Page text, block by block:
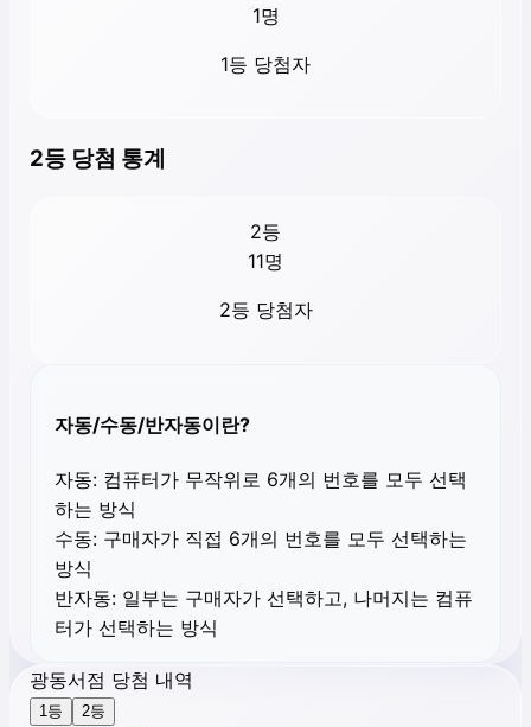
1명
1등 당첨자
2등 당첨 통계
2등
11명
2등 당첨자
자동/수동/반자동이란?
자동: 컴퓨터가 무작위로 6개의 번호를 모두 선택
하는 방식
수동: 구매자가 직접 6개의 번호를 모두 선택하는
방식
반자동: 일부는 구매자가 선택하고, 나머지는 컴퓨
터가 선택하는 방식
광동서점 당첨 내역
1등 2등